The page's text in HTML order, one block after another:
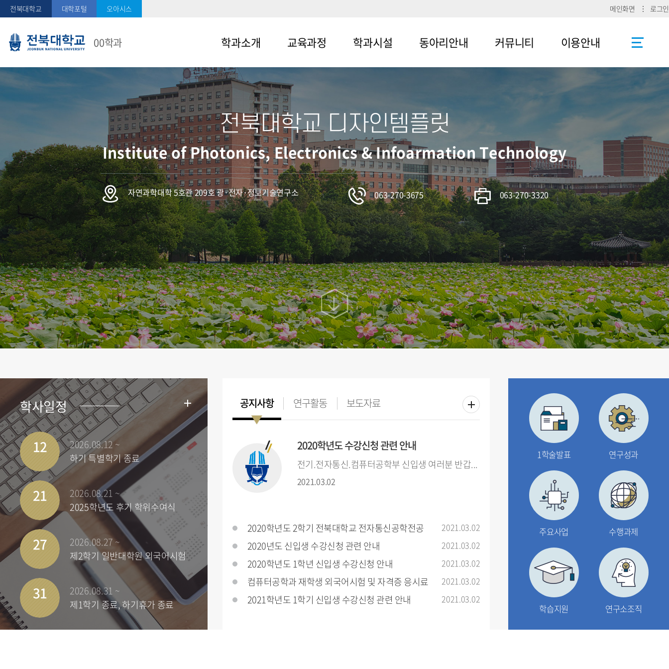
전북대학교 대학포털 오아시스 메인화면 로그인
00학과 학과소개
메뉴1-1
메뉴1-2
교육과정
메뉴2-1
메뉴2-2
학과시설 동아리안내
메뉴4-2
메뉴4-3
커뮤니티 이용안내
사이트맵
전북대학교 디자인템플릿
Institute of Photonics, Electronics & Infoarmation Technology
자연과학대학 5호관 209호 광·전자·정보기술연구소 063-270-3675 063-270-3320
학사일정
12
2026.08.12 ~
하기 특별학기 종료
21
2026.08.21 ~
2025학년도 후기 학위수여식
27
2026.08.27 ~
제2학기 일반대학원 외국어시험
31
2026.08.31 ~
제1학기 종료, 하기휴가 종료
2020학년도 수강신청 관련 안내
전기.전자통신.컴퓨터공학부 신입생 여러분 반갑...
2021.03.02
2020학년도 2학기 전북대학교 전자통신공학전공 2021.03.02
2020년도 신입생 수강신청 관련 안내 2021.03.02
2020학년도 1학년 신입생 수강신청 안내 2021.03.02
컴퓨터공학과 재학생 외국어시험 및 자격증 응시료 2021.03.02
2021학년도 1학기 신입생 수강신청 관련 안내 2021.03.02
1학술발표 연구성과
주요사업 수행과제
학습지원 연구소조직